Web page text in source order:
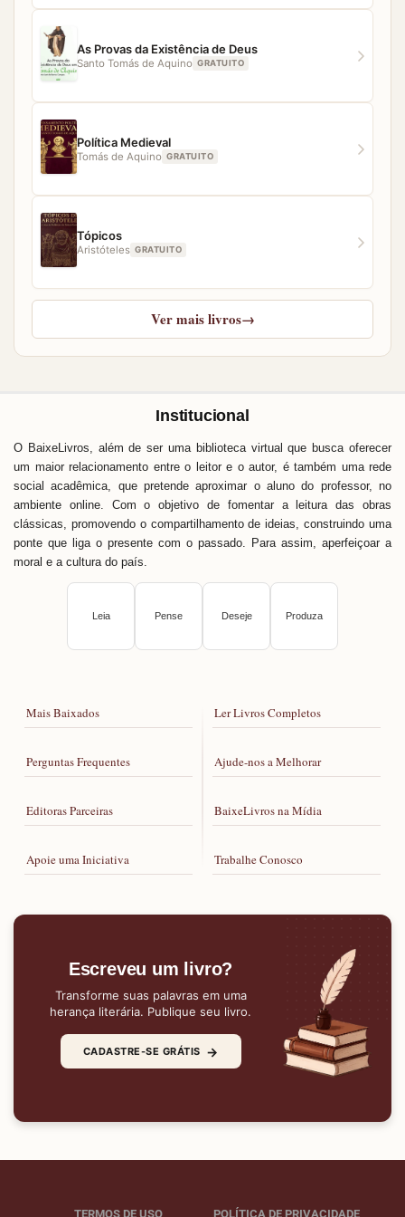
As Provas da Existência de Deus
Santo Tomás de Aquino GRATUITO
Política Medieval
Tomás de Aquino GRATUITO
Tópicos
Aristóteles GRATUITO
Ver mais livros→
Institucional
O BaixeLivros, além de ser uma biblioteca virtual que busca oferecer
um maior relacionamento entre o leitor e o autor, é também uma rede
social acadêmica, que pretende aproximar o aluno do professor, no
ambiente online. Com o objetivo de fomentar a leitura das obras
clássicas, promovendo o compartilhamento de ideias, construindo uma
ponte que liga o presente com o passado. Para assim, aperfeiçoar a
moral e a cultura do país.
Leia Pense Deseje Produza
Mais Baixados
Perguntas Frequentes
Editoras Parceiras
Apoie uma Iniciativa
Ler Livros Completos
Ajude-nos a Melhorar
BaixeLivros na Mídia
Trabalhe Conosco
Escreveu um livro?
Transforme suas palavras em uma
herança literária. Publique seu livro.
CADASTRE-SE GRÁTIS →
TERMOS DE USO POLÍTICA DE PRIVACIDADE